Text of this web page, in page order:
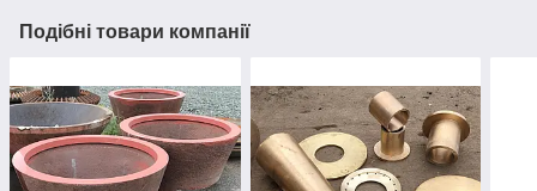
Подібні товари компанії